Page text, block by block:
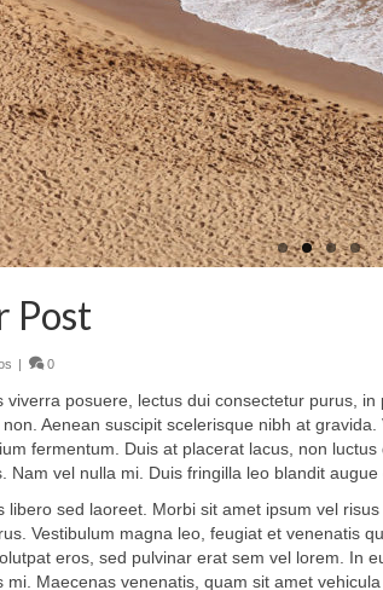
Post
| 0
viverra posuere, lectus dui consectetur purus,
Aenean suscipit scelerisque nibh at
fermentum. Duis at placerat lacus, non
Nam vel nulla mi. Duis fringilla leo blandit augue
libero sed laoreet. Morbi sit amet ipsum vel
Vestibulum magna leo, feugiat et venenatis
eros, sed pulvinar erat sem vel lorem. In
mi. Maecenas venenatis, quam sit amet